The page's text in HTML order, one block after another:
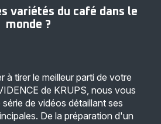
variétés du café dans le
monde ? ​
à tirer le meilleur parti de votre
de KRUPS, nous vous
de vidéos détaillant ses
De la préparation d'un